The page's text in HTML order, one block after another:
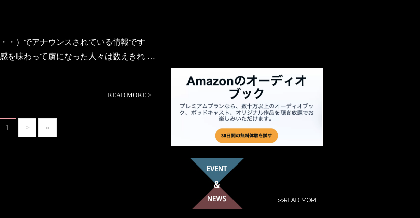
・）でアナウンスされている情報です
を味わって虜になった人々は数えきれ …
READ MORE >
1 > »